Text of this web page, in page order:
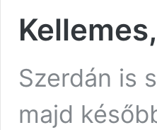
Szerdán is
majd